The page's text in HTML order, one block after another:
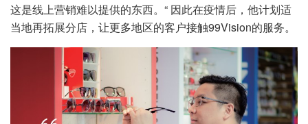
这是线上营销难以提供的东西。“ 因此在疫情后，他计划适
当地再拓展分店，让更多地区的客户接触99Vision的服务。